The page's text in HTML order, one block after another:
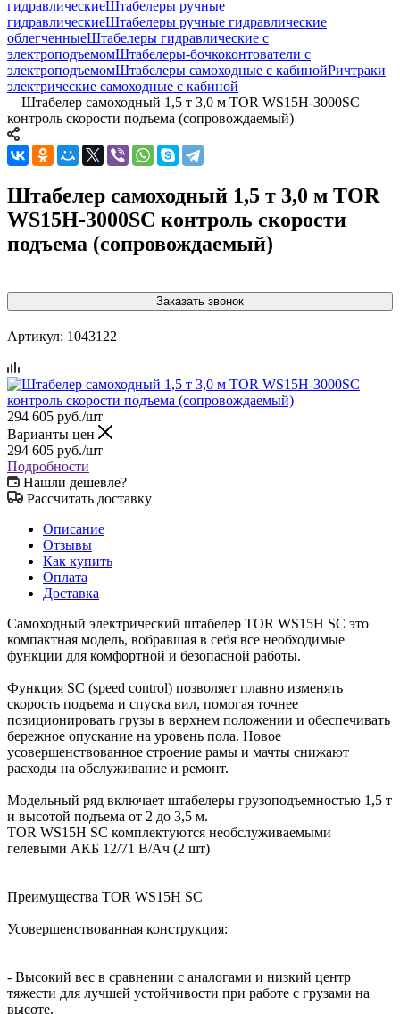
гидравлическиеШтабелеры ручные
гидравлическиеШтабелеры ручные гидравлические
облегченныеШтабелеры гидравлические c
электроподъемомШтабелеры-бочкоконтователи с
электроподъемомШтабелеры самоходные с кабинойРичтраки
электрические самоходные с кабиной
—Штабелер самоходный 1,5 т 3,0 м TOR WS15H-3000SC
контроль скорости подъема (сопровождаемый)
Штабелер самоходный 1,5 т 3,0 м TOR
WS15H-3000SC контроль скорости
подъема (сопровождаемый)
Заказать звонок
Артикул: 1043122
294 605 руб./шт
Варианты цен
294 605 руб./шт
Подробности
Нашли дешевле?
Рассчитать доставку
Описание
Отзывы
Как купить
Оплата
Доставка
Самоходный электрический штабелер TOR WS15H SC это
компактная модель, вобравшая в себя все необходимые
функции для комфортной и безопасной работы.
Функция SC (speed control) позволяет плавно изменять
скорость подъема и спуска вил, помогая точнее
позиционировать грузы в верхнем положении и обеспечивать
бережное опускание на уровень пола. Новое
усовершенствованное строение рамы и мачты снижают
расходы на обслуживание и ремонт.
Модельный ряд включает штабелеры грузоподъемностью 1,5 т
и высотой подъема от 2 до 3,5 м.
TOR WS15H SC комплектуются необслуживаемыми
гелевыми АКБ 12/71 В/Ач (2 шт)
Преимущества TOR WS15H SC
Усовершенствованная конструкция:
- Высокий вес в сравнении с аналогами и низкий центр
тяжести для лучшей устойчивости при работе с грузами на
высоте.